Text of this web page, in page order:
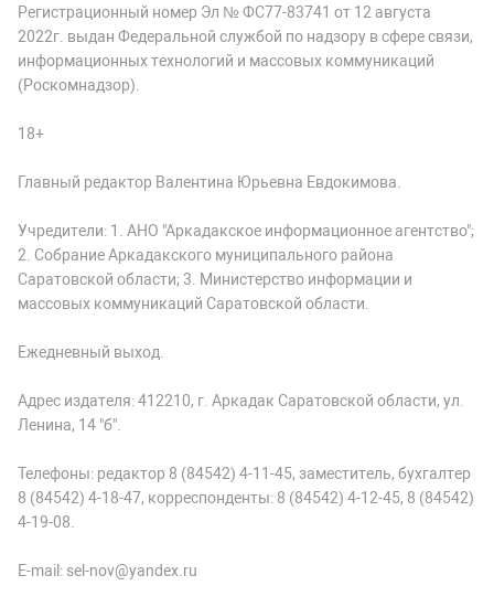
Регистрационный номер Эл № ФС77-83741 от 12 августа
2022г. выдан Федеральной службой по надзору в сфере связи,
информационных технологий и массовых коммуникаций
(Роскомнадзор).
18+
Главный редактор Валентина Юрьевна Евдокимова.
Учредители: 1. АНО "Аркадакское информационное агентство";
2. Собрание Аркадакского муниципального района
Саратовской области; 3. Министерство информации и
массовых коммуникаций Саратовской области.
Ежедневный выход.
Адрес издателя: 412210, г. Аркадак Саратовской области, ул.
Ленина, 14 "б".
Телефоны: редактор 8 (84542) 4-11-45, заместитель, бухгалтер
8 (84542) 4-18-47, корреспонденты: 8 (84542) 4-12-45, 8 (84542)
4-19-08.
E-mail: sel-nov@yandex.ru